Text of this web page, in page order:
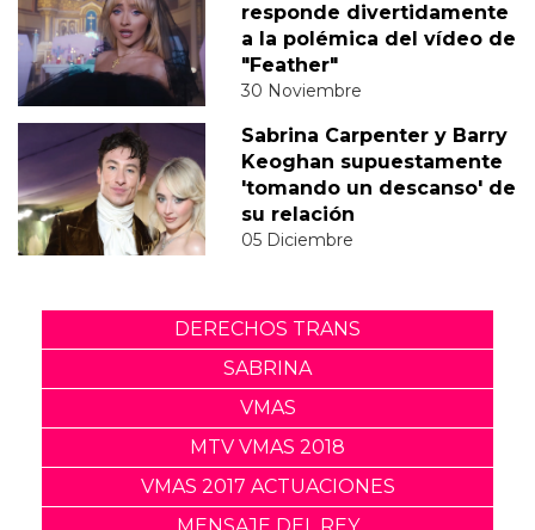
responde divertidamente
a la polémica del vídeo de
"Feather"
30 Noviembre
Sabrina Carpenter y Barry
Keoghan supuestamente
'tomando un descanso' de
su relación
05 Diciembre
DERECHOS TRANS
SABRINA
VMAS
MTV VMAS 2018
VMAS 2017 ACTUACIONES